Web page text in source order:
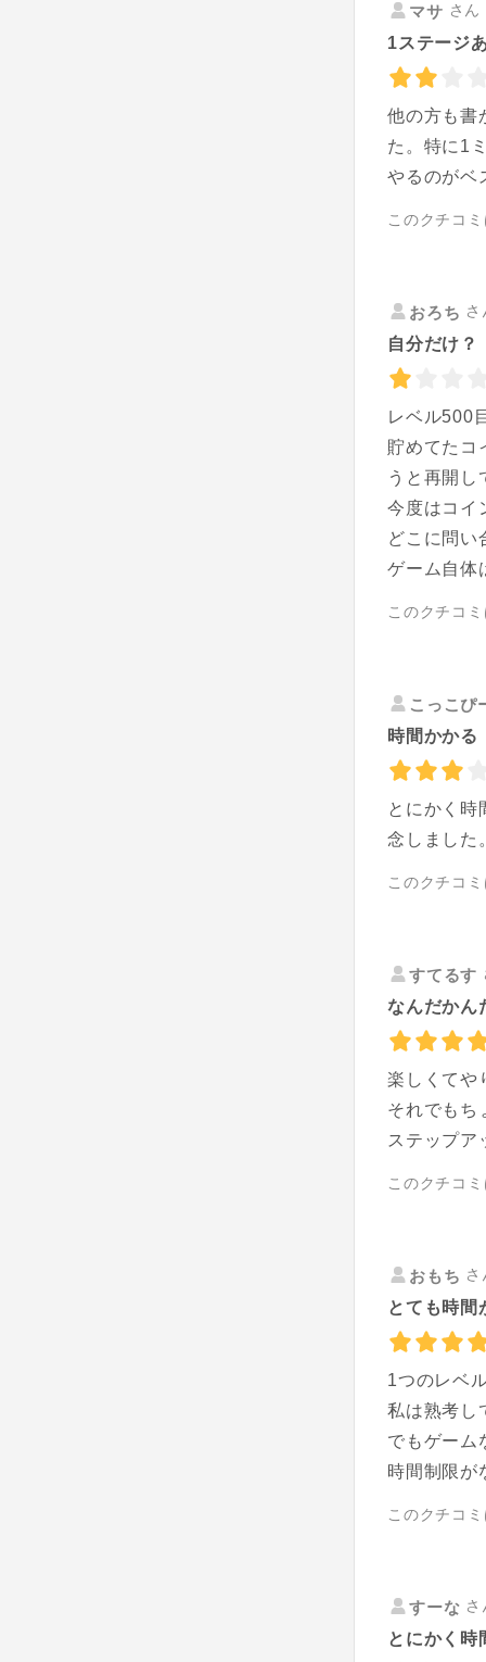
マサ さ
1ステージ
他の方も書
た。特に1
やるのがベ
このクチコ
おろち
自分だけ？
レベル500
貯めてたコ
うと再開
今度はコイ
どこに問い
ゲーム自体
このクチコ
こっこぴ
時間かかる
とにかく時
念しました
このクチコ
すてるす
なんだかん
楽しくてや
それでもち
ステップア
このクチコ
おもち
とても時間
1つのレベ
私は熟考し
でもゲーム
時間制限が
このクチコ
すーな
とにかく時